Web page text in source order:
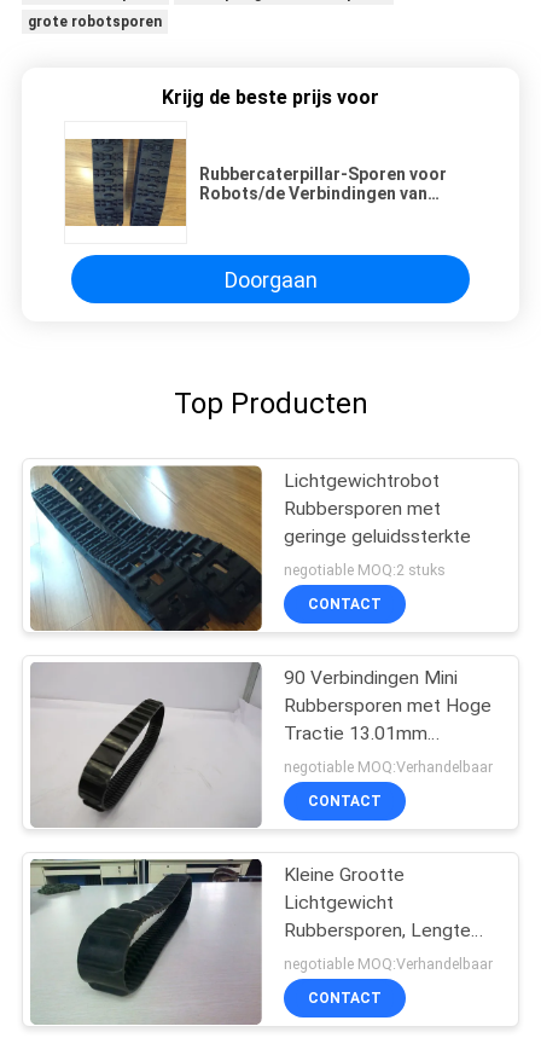
grote robotsporen
Krijg de beste prijs voor
Rubbercaterpillar-Sporen voor
Robots/de Verbindingen van
Doorgaan
Top Producten
Lichtgewichtrobot
Rubbersporen met
geringe geluidssterkte
negotiable MOQ:2 stuks
CONTACT
90 Verbindingen Mini
Rubbersporen met Hoge
Tractie 13.01mm
Hoogtegewicht 1.6kg
negotiable MOQ:Verhandelbaar
CONTACT
Kleine Grootte
Lichtgewicht
Rubbersporen, Lengte
1000mm Mini
Rubbersporen
negotiable MOQ:Verhandelbaar
CONTACT